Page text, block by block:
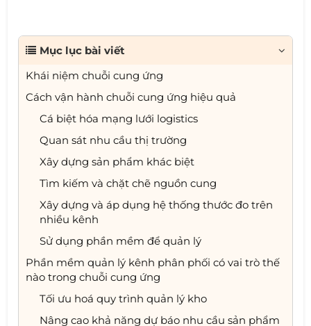
Mục lục bài viết
Khái niệm chuỗi cung ứng
Cách vận hành chuỗi cung ứng hiệu quả
Cá biệt hóa mạng lưới logistics
Quan sát nhu cầu thị trường
Xây dựng sản phẩm khác biệt
Tìm kiếm và chặt chẽ nguồn cung
Xây dựng và áp dụng hệ thống thước đo trên
nhiều kênh
Sử dụng phần mềm để quản lý
Phần mềm quản lý kênh phân phối có vai trò thế
nào trong chuỗi cung ứng
Tối ưu hoá quy trình quản lý kho
Nâng cao khả năng dự báo nhu cầu sản phẩm